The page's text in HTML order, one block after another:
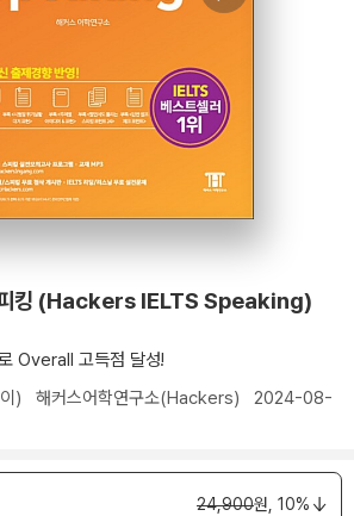
피킹 (Hackers IELTS Speaking)
Overall 고득점 달성!
) 해커스어학연구소(Hackers) 2024-08-
24,900원, 10%